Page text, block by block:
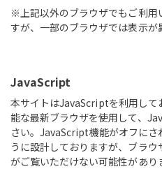
※上記以外のブラウザでもご利用
すが、一部のブラウザでは表示が
JavaScript
本サイトはJavaScriptを利用し
能な最新ブラウザを使用して、
さい。JavaScript機能がオフにさ
うに設計しておりますが、ブラ
がご覧いただけない可能性があり